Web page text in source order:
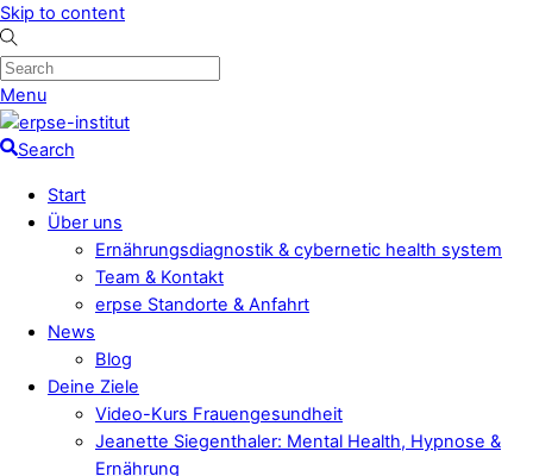
Skip to content
Menu
Search
Start
Über uns
Ernährungsdiagnostik & cybernetic health system
Team & Kontakt
erpse Standorte & Anfahrt
News
Blog
Deine Ziele
Video-Kurs Frauengesundheit
Jeanette Siegenthaler: Mental Health, Hypnose &
Ernährung